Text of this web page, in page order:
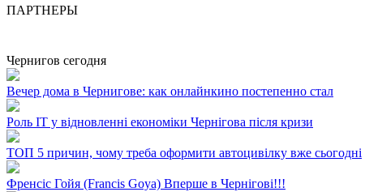
ПАРТНЕРЫ
Чернигов сегодня
Вечер дома в Чернигове: как онлайнкино постепенно стал
Роль ІТ у відновленні економіки Чернігова після кризи
ТОП 5 причин, чому треба оформити автоцивілку вже сьогодні
Френсіс Гойя (Francis Goya) Вперше в Чернігові!!!